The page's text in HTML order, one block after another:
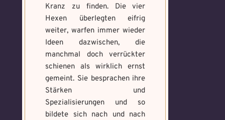
Kranz zu finden. Die vier
Hexen überlegten eifrig
weiter, warfen immer wieder
Ideen dazwischen, die
manchmal doch verrückter
schienen als wirklich ernst
gemeint. Sie besprachen ihre
Stärken und
Spezialisierungen und so
bildete sich nach und nach